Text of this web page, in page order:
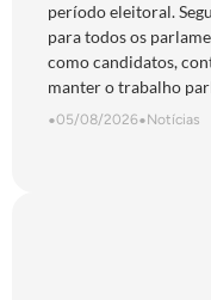
período eleitoral.
para todos os
como candidatos,
manter o trabalho
•05/08/2026•Notícias